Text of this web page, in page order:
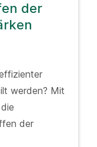
der
werden? Mit
der